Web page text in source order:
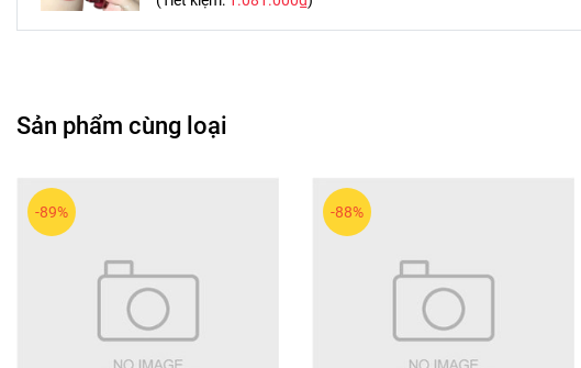
toàn cho người dùng.
Khi không sử dụng, đậy kín nắp son để tránh khô chất son.
Có thể dùng son làm má hồng hoặc mắt để tạo lớp trang điểm
💖Son INTO YOU Shero Mini 2gr – #EM112 là lựa chọn hoàn hảo cho
Sản phẩm cùng loại
-89% -88%